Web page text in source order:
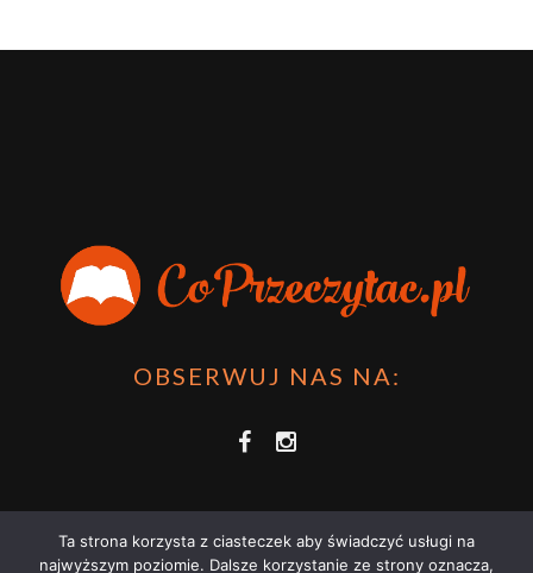
OBSERWUJ NAS NA:
Ta strona korzysta z ciasteczek aby świadczyć usługi na
najwyższym poziomie. Dalsze korzystanie ze strony oznacza,